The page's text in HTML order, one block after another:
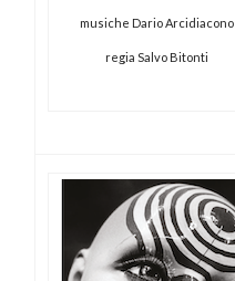
musiche Dario Arcidiacono
regia Salvo Bitonti